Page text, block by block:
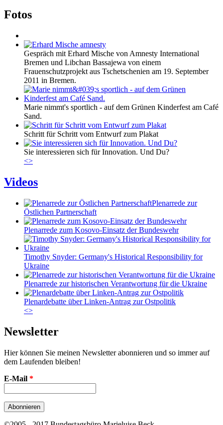
Fotos
Gespräch mit Erhard Mische von Amnesty International
Bremen und Libchan Bassajewa von einem
Frauenschutzprojekt aus Tschetschenien am 19. September
2011 in Bremen.
Marie nimmt's sportlich - auf dem Grünen Kinderfest am Café
Sand.
Schritt für Schritt vom Entwurf zum Plakat
Sie interessieren sich für Innovation. Und Du?
<>
Videos
Plenarrede zur
Östlichen Partnerschaft
Plenarrede zum Kosovo-Einsatz der Bundeswehr
Timothy Snyder: Germany's Historical Responsibility for
Ukraine
Plenarrede zur historischen Verantwortung für die Ukraine
Plenardebatte über Linken-Antrag zur Ostpolitik
<>
Newsletter
Hier können Sie meinen Newsletter abonnieren und so immer auf
dem Laufenden bleiben!
E-Mail *